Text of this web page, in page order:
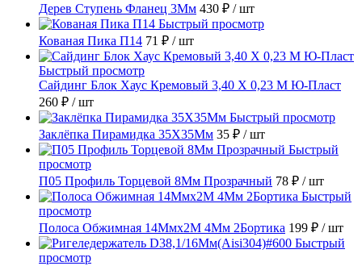
Дерев Ступень Фланец 3Мм 430 ₽ / шт
Быстрый просмотр
Кованая Пика П14 71 ₽ / шт
Быстрый просмотр
Сайдинг Блок Хаус Кремовый 3,40 Х 0,23 М Ю-Пласт
260 ₽ / шт
Быстрый просмотр
Заклёпка Пирамидка 35X35Мм 35 ₽ / шт
Быстрый
просмотр
П05 Профиль Торцевой 8Мм Прозрачный 78 ₽ / шт
Быстрый
просмотр
Полоса Обжимная 14Ммх2М 4Мм 2Бортика 199 ₽ / шт
Быстрый
просмотр